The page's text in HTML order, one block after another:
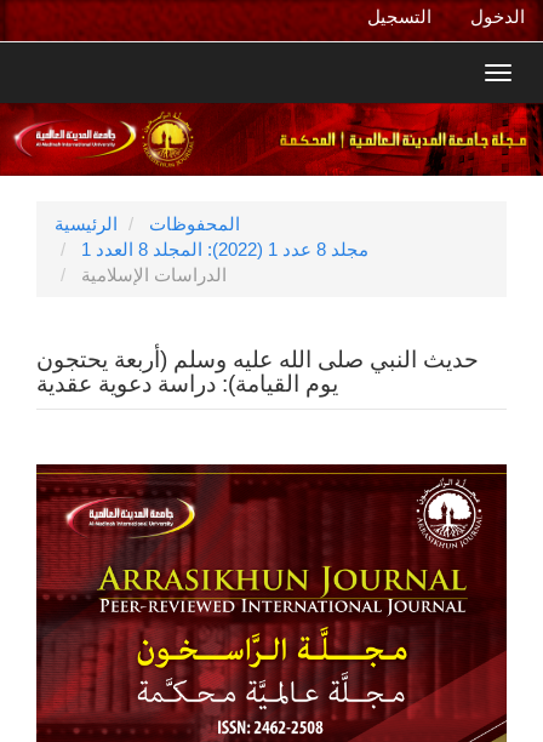
الرئيسي
الشريط
الجانبي
التسجيل الدخول
الرئيسية
المحفوظات
مجلد 8 عدد 1 (2022): المجلد 8 العدد 1
الدراسات الإسلامية
حديث النبي صلى الله عليه وسلم (أربعة يحتجون
يوم القيامة): دراسة دعوية عقدية
الشريط
الجانبي
للمقالة